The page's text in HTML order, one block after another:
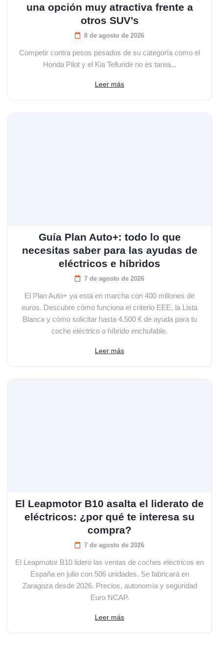
una opción muy atractiva frente a
otros SUV’s
8 de agosto de 2026
Competir contra pesos pesados de su categoría como el
Honda Pilot y el Kia Telluride no es tarea...
Leer más
Guía Plan Auto+: todo lo que
necesitas saber para las ayudas de
eléctricos e híbridos
7 de agosto de 2026
El Plan Auto+ ya está en marcha con 400 millones de
euros. Descubre cómo funciona el criterio EEE, la Lista
Blanca y cómo solicitar hasta 4.500 € de ayuda para tu
coche eléctrico o híbrido enchufable.
Leer más
El Leapmotor B10 asalta el liderato de
eléctricos: ¿por qué te interesa su
compra?
7 de agosto de 2026
El Leapmotor B10 lideró las ventas de coches eléctricos en
España en julio con 506 unidades. Se fabricará en
Zaragoza desde 2026. Precios, autonomía y seguridad
Euro NCAP.
Leer más